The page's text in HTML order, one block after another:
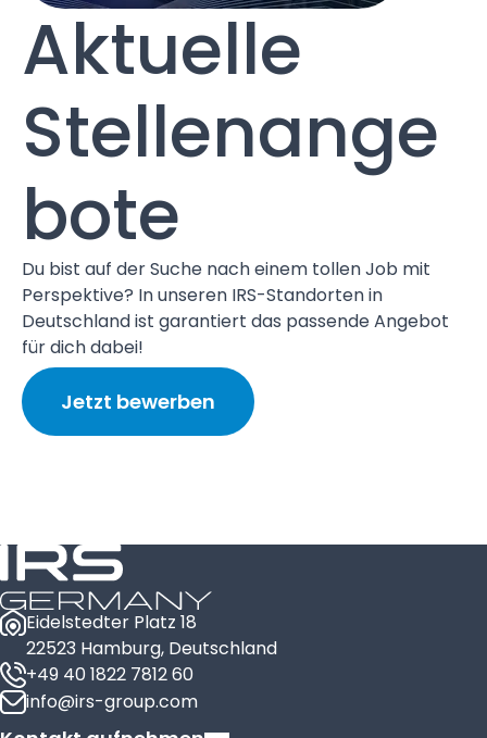
Aktuelle
Stellenange
bote
Du bist auf der Suche nach einem tollen Job mit
Perspektive? In unseren IRS-Standorten in
Deutschland ist garantiert das passende Angebot
für dich dabei!
Jetzt bewerben
Eidelstedter Platz 18
22523 Hamburg, Deutschland
+49 40 1822 7812 60
info@irs-group.com